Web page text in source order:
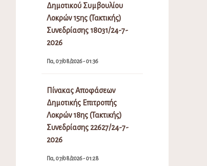
Δημοτικού Συμβουλίου
Λοκρών 15ης (Τακτικής)
Συνεδρίασης 18031/24-7-
2026
Πα, 07/08/2026 - 01:36
Πίνακας Αποφάσεων
Δημοτικής Επιτροπής
Λοκρών 18ης (Τακτικής)
Συνεδρίασης 22627/24-7-
2026
Πα, 07/08/2026 - 01:28